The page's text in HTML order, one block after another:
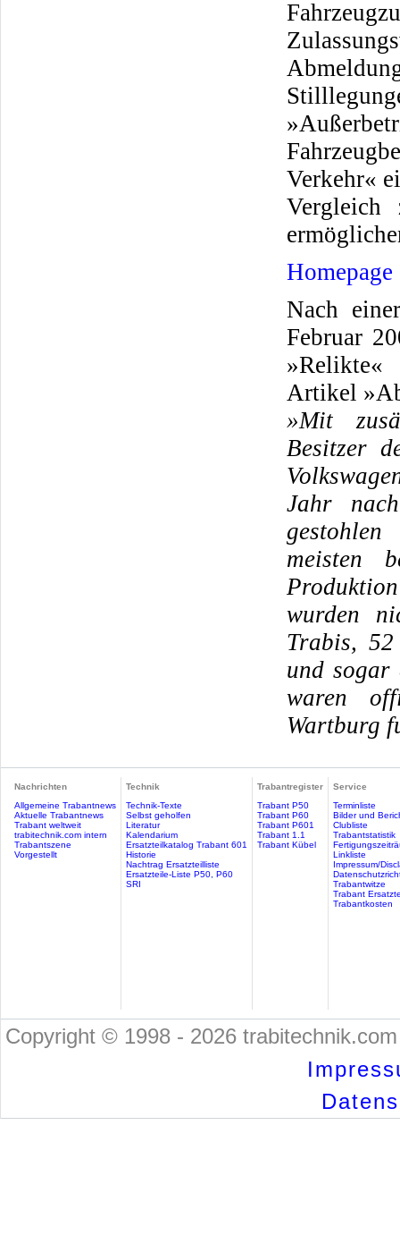
Verkehr«
Vergleich
Nach
Februar
»Relikte«
Artikel
»Mit
Besitzer
Jahr
meisten
wurden
Trabis, 52
und sogar
waren
Wartburg
Nachrichten
Allgemeine Trabantnews
Aktuelle Trabantnews
Trabant weltweit
trabitechnik.com intern
Trabantszene
Vorgestellt
Technik
Technik-Texte
Selbst geholfen
Literatur
Kalendarium
Ersatzteilkatalog Trabant 601
Historie
Nachtrag Ersatzteilliste
Ersatzteile-Liste P50, P60
SRI
Trabantregister
Trabant P50
Trabant P60
Trabant P601
Trabant 1.1
Trabant Kübel
Service
Terminliste
Bilder und
Clubliste
Trabantstatistik
Linkliste
Impressum/
Trabantwitze
Trabant
Trabantkosten
Copyright © 1998 - 2026